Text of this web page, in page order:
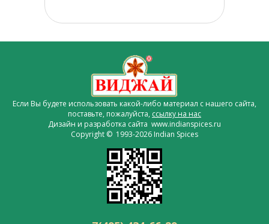
Если Вы будете использовать какой-либо материал с нашего сайта,
поставьте, пожалуйста, ссылку на нас
Дизайн и разработка сайта www.indianspices.ru
Copyright © 1993-2026 Indian Spices